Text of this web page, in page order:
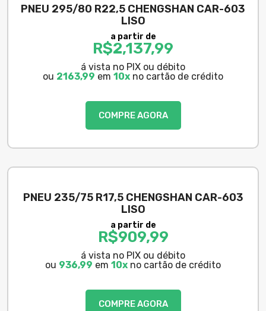
PNEU 295/80 R22,5 CHENGSHAN CAR-603
LISO
a partir de
R$2,137,99
á vista no PIX ou débito
ou 2163,99 em 10x no cartão de crédito
COMPRE AGORA
PNEU 235/75 R17,5 CHENGSHAN CAR-603
LISO
a partir de
R$909,99
á vista no PIX ou débito
ou 936,99 em 10x no cartão de crédito
COMPRE AGORA